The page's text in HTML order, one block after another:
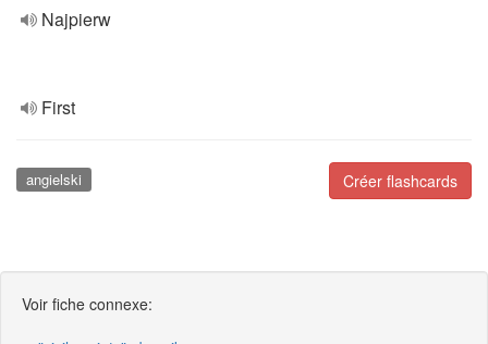
Najpierw
First
Créer flashcards
angielski
Voir fiche connexe: